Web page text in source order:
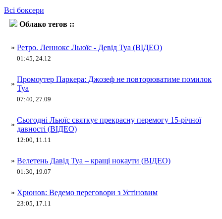
Всі боксери
Облако тегов ::
» Ретро. Леннокс Льюїс - Девід Туа (ВІДЕО)
01:45, 24.12
»
Промоутер Паркера: Джозеф не повторюватиме помилок
Туа
07:40, 27.09
»
Сьогодні Льюїс святкує прекрасну перемогу 15-річної
давності (ВІДЕО)
12:00, 11.11
» Велетень Давід Туа – кращі нокаути (ВІДЕО)
01:30, 19.07
» Хрюнов: Ведемо переговори з Устіновим
23:05, 17.11